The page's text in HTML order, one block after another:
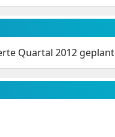
Quartal 2012 geplant